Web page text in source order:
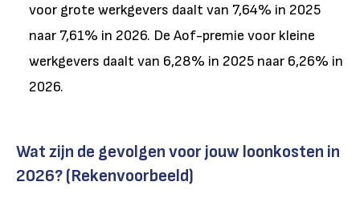
voor grote werkgevers daalt van 7,64% in 2025
naar 7,61% in 2026. De Aof-premie voor kleine
werkgevers daalt van 6,28% in 2025 naar 6,26% in
2026.
Wat zijn de gevolgen voor jouw loonkosten in
2026? (Rekenvoorbeeld)